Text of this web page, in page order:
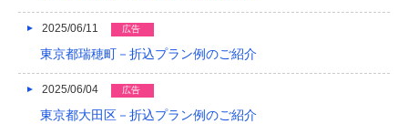
2017/01
2016/12
2016/10
2025/06/11 広告
東京都瑞穂町－折込プラン例のご紹介
2025/06/04 広告
東京都大田区－折込プラン例のご紹介